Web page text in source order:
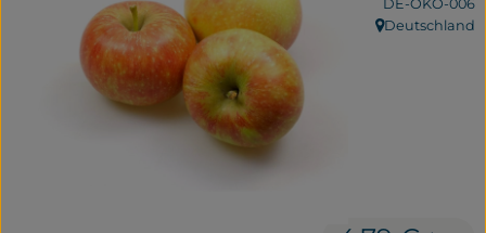
Frisches
Bäckerei
Haltbares
DE-ÖKO-006
, Herkunft:
Deutschland